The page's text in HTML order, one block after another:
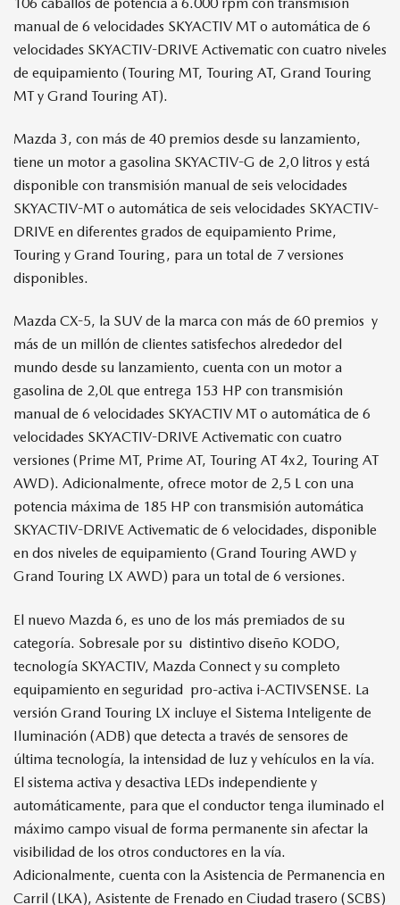
manual de 6 velocidades SKYACTIV MT o automática de 6
velocidades SKYACTIV-DRIVE Activematic con cuatro niveles
de equipamiento (Touring MT, Touring AT, Grand Touring
MT y Grand Touring AT).
Mazda 3, con más de 40 premios desde su lanzamiento,
tiene un motor a gasolina SKYACTIV-G de 2,0 litros y está
disponible con transmisión manual de seis velocidades
SKYACTIV-MT o automática de seis velocidades SKYACTIV-
DRIVE en diferentes grados de equipamiento Prime,
Touring y Grand Touring, para un total de 7 versiones
disponibles.
Mazda CX-5, la SUV de la marca con más de 60 premios y
más de un millón de clientes satisfechos alrededor del
mundo desde su lanzamiento, cuenta con un motor a
gasolina de 2,0L que entrega 153 HP con transmisión
manual de 6 velocidades SKYACTIV MT o automática de 6
velocidades SKYACTIV-DRIVE Activematic con cuatro
versiones (Prime MT, Prime AT, Touring AT 4x2, Touring AT
AWD). Adicionalmente, ofrece motor de 2,5 L con una
potencia máxima de 185 HP con transmisión automática
SKYACTIV-DRIVE Activematic de 6 velocidades, disponible
en dos niveles de equipamiento (Grand Touring AWD y
Grand Touring LX AWD) para un total de 6 versiones.
El nuevo Mazda 6, es uno de los más premiados de su
categoría. Sobresale por su distintivo diseño KODO,
tecnología SKYACTIV, Mazda Connect y su completo
equipamiento en seguridad pro-activa i-ACTIVSENSE. La
versión Grand Touring LX incluye el Sistema Inteligente de
Iluminación (ADB) que detecta a través de sensores de
última tecnología, la intensidad de luz y vehículos en la vía.
El sistema activa y desactiva LEDs independiente y
automáticamente, para que el conductor tenga iluminado el
máximo campo visual de forma permanente sin afectar la
visibilidad de los otros conductores en la vía.
Adicionalmente, cuenta con la Asistencia de Permanencia en
Carril (LKA), Asistente de Frenado en Ciudad trasero (SCBS)